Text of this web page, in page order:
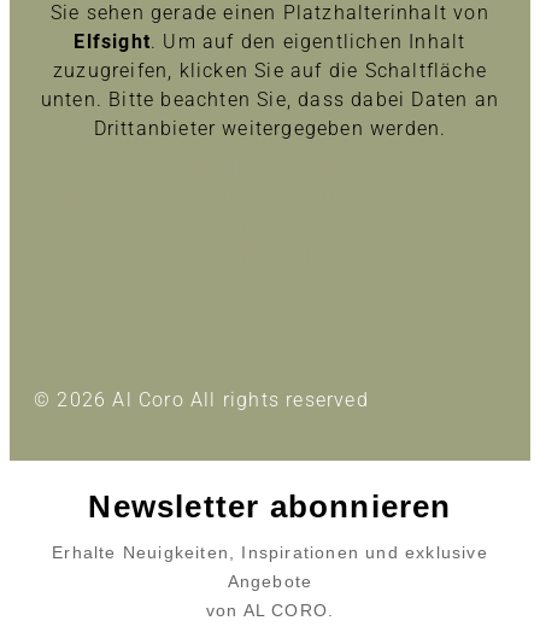
Sie sehen gerade einen Platzhalterinhalt von
Elfsight. Um auf den eigentlichen Inhalt
zuzugreifen, klicken Sie auf die Schaltfläche
unten. Bitte beachten Sie, dass dabei Daten an
Drittanbieter weitergegeben werden.
© 2026 Al Coro All rights reserved
Newsletter abonnieren
Erhalte Neuigkeiten, Inspirationen und exklusive
Angebote
von AL CORO.